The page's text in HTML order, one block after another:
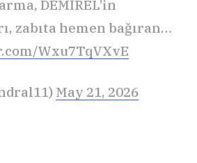
DEMİREL’in
zabıta hemen bağıran…
Wxu7TqVXvE
May 21, 2026